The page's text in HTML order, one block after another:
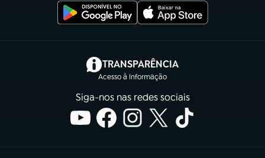
TRANSPARÊNCIA
Acesso à Informação
(abre em nova aba)
Siga-nos nas redes sociais